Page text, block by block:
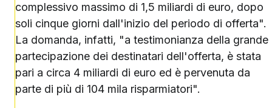
complessivo massimo di 1,5 miliardi di euro, dopo
soli cinque giorni dall'inizio del periodo di offerta".
La domanda, infatti, "a testimonianza della grande
partecipazione dei destinatari dell'offerta, è stata
pari a circa 4 miliardi di euro ed è pervenuta da
parte di più di 104 mila risparmiatori".